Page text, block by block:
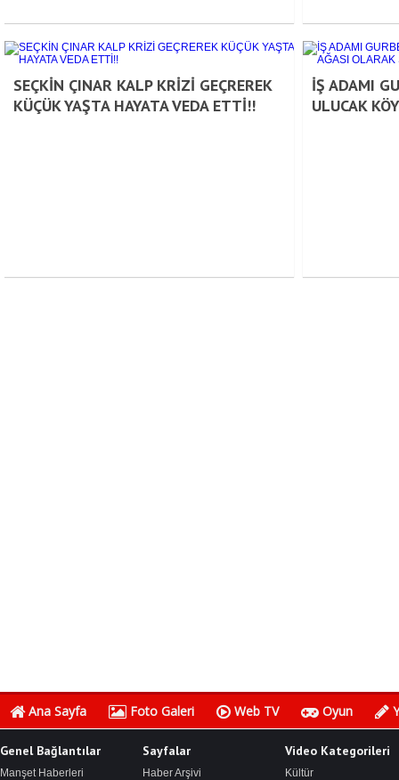
SEÇKİN ÇINAR KALP KRİZİ GEÇREREK
KÜÇÜK YAŞTA HAYATA VEDA ETTİ!!
İŞ ADAMI
ULUCAK
Ana Sayfa Foto Galeri Web TV Oyun
Genel Bağlantılar
Manşet Haberleri
Sayfalar
Haber Arşivi
Video Kategorileri
Kültür